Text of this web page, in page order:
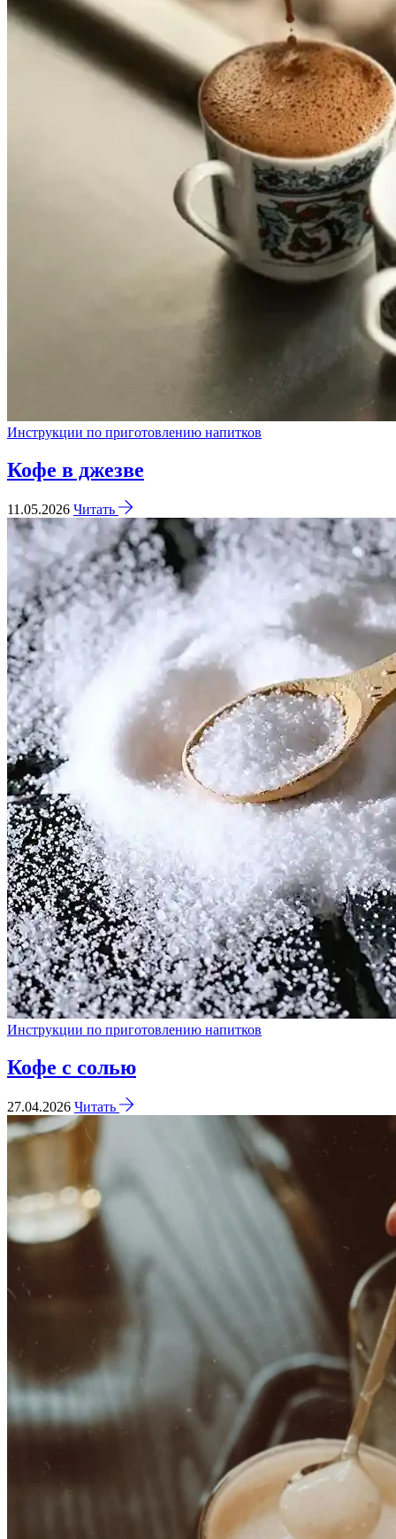
Инструкции по приготовлению напитков
Кофе в джезве
11.05.2026 Читать
Инструкции по приготовлению напитков
Кофе с солью
27.04.2026 Читать